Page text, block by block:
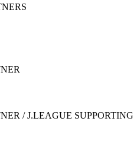
/ J.LEAGUE SUPPORTING